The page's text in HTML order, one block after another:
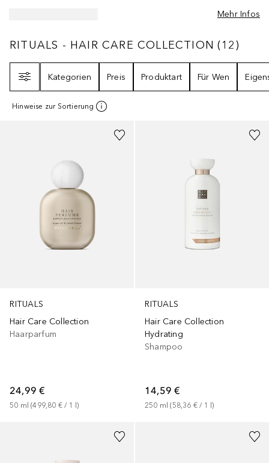
Mehr Infos
RITUALS - HAIR CARE COLLECTION 12
RITUALS - HAIR CARE COLLECTION (12)
Kategorien
Preis Produktart Für Wen
Hinweise zur Sortierung
RITUALS
Hair Care Collection
Haarparfum
24,99 €
50 ml (499,80 € / 1 l)
RITUALS
Hair Care Collection
Hydrating
Shampoo
14,59 €
250 ml (58,36 € / 1 l)